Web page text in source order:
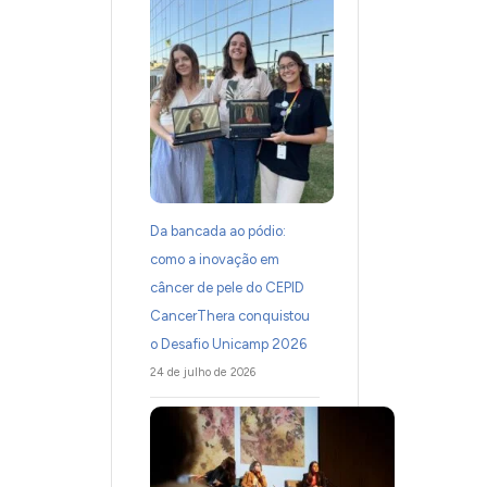
Da bancada ao pódio:
como a inovação em
câncer de pele do CEPID
CancerThera conquistou
o Desafio Unicamp 2026
24 de julho de 2026